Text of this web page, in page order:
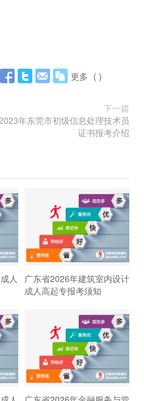
更多 ( )
下一篇
年东莞市初级信息处理技术员
证书报考介绍
人
广东省2026年建筑室内设计
成人高起专报考须知